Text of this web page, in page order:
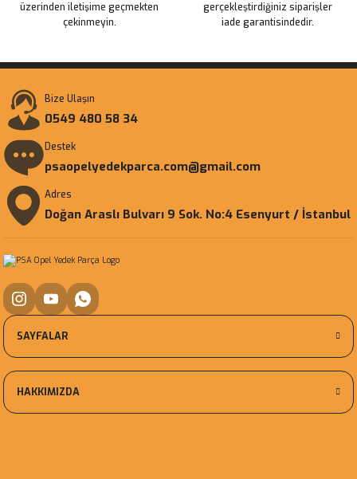
üzerinden iletişime geçmekten
çekinmeyin.
gerçekleştirdiğiniz siparişler
iade garantisindedir.
Bize Ulaşın
0549 480 58 34
Destek
psaopelyedekparca.com@gmail.com
Adres
Doğan Araslı Bulvarı 9 Sok. No:4 Esenyurt / İstanbul
SAYFALAR
HAKKIMIZDA